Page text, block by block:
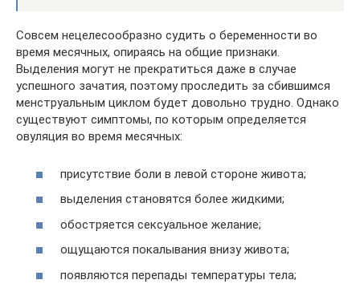
Совсем нецелесообразно судить о беременности во
время месячных, опираясь на общие признаки.
Выделения могут не прекратиться даже в случае
успешного зачатия, поэтому проследить за сбившимся
менструальным циклом будет довольно трудно. Однако
существуют симптомы, по которым определяется
овуляция во время месячных:
присутствие боли в левой стороне живота;
выделения становятся более жидкими;
обостряется сексуальное желание;
ощущаются покалывания внизу живота;
появляются перепады температуры тела;